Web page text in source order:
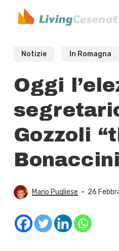
Notizie In Romagna
Oggi
Gozzoli
Bonaccini
Mario Pugliese 26